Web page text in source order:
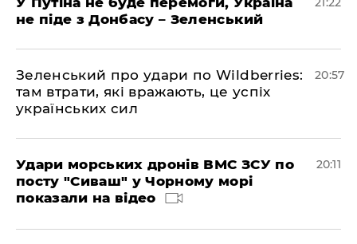
не піде з Донбасу – Зеленський
Зеленський про удари по Wildberries:
там втрати, які вражають, це успіх
українських сил
20:57
Удари морських дронів ВМС ЗСУ по
посту "Сиваш" у Чорному морі
показали на відео
20:11